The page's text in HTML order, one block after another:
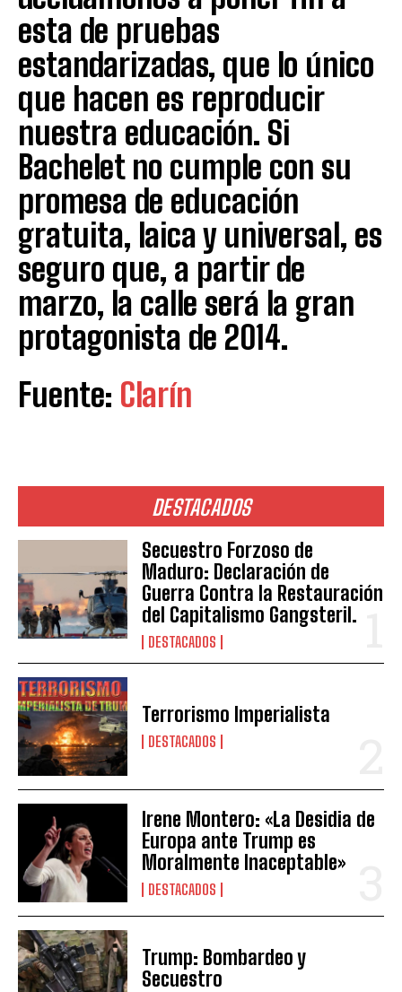
DESTACADOS
Secuestro Forzoso de
Maduro: Declaración de
Guerra Contra la Restauración
del Capitalismo Gangsteril.
DESTACADOS
Terrorismo Imperialista
DESTACADOS
Irene Montero: «La Desidia de
Europa ante Trump es
Moralmente Inaceptable»
DESTACADOS
Trump: Bombardeo y
Secuestro
esta de pruebas
estandarizadas, que lo único
que hacen es reproducir
nuestra educación. Si
Bachelet no cumple con su
promesa de educación
gratuita, laica y universal, es
seguro que, a partir de
marzo, la calle será la gran
protagonista de 2014.
Fuente: Clarín